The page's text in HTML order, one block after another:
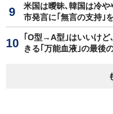
米国は曖昧､韓国は冷
市発言に｢無言の支持｣
｢O型→A型｣はいいけ
きる｢万能血液｣の最後